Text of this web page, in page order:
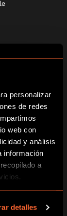
personalizar
de redes
web con
y análisis
información
a
detalles